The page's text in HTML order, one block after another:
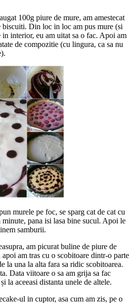
100g piure de mure, am amestecat
biscuiti. Din loc in loc am pus mure (si
interior, eu am uitat sa o fac. Apoi am
de compozitie (cu lingura, ca sa nu
murele pe foc, se sparg cat de cat cu
pana isi lasa bine sucul. Apoi le
samburii.
am picurat buline de piure de
am tras cu o scobitoare dintr-o parte
la una la alta fara sa ridic scobitoarea.
Data viitoare o sa am grija sa fac
la aceeasi distanta unele de altele.
ul in cuptor, asa cum am zis, pe o